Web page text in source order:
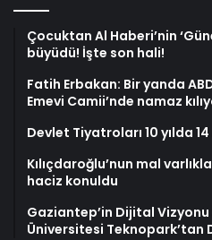
Çocuktan Al Haberi’nin
büyüdü! İşte son hali!
Fatih Erbakan: Bir yanda
Emevi Camii’nde namaz
Devlet Tiyatroları 10 yılda
Kılıçdaroğlu’nun mal
haciz konuldu
Gaziantep’in Dijital
Üniversitesi Teknopark’tan